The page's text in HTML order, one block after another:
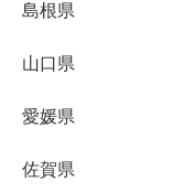
島根県
山口県
愛媛県
佐賀県